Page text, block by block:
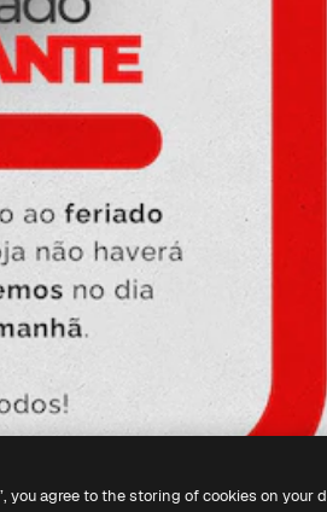
you agree to the storing of cookies on your